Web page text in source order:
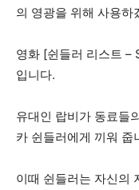
의 영광을 위해 사용하
영화 [쉰들러 리스트 –
입니다.
유대인 랍비가 동료들
카 쉰들러에게 끼워 줍
이때 쉰들러는 자신의